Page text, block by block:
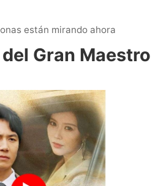
están mirando ahora
Gran Maestro